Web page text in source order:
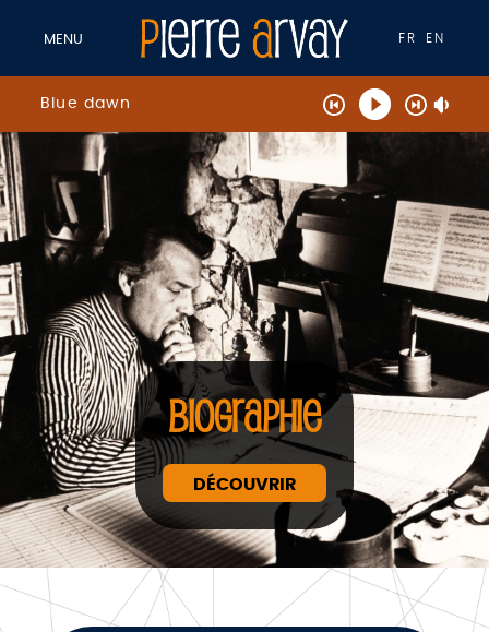
MENU FR EN
Blue dawn
BIOGRAPHIE
DÉCOUVRIR